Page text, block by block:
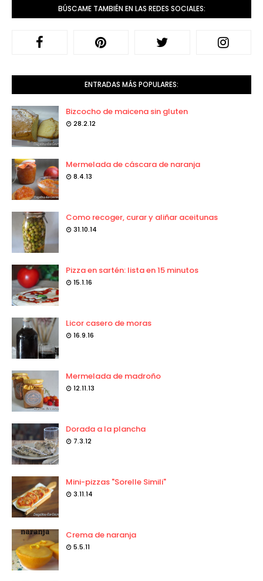
BÚSCAME TAMBIÉN EN LAS REDES SOCIALES:
ENTRADAS MÁS POPULARES:
Bizcocho de maicena sin gluten
28.2.12
Mermelada de cáscara de naranja
8.4.13
Como recoger, curar y aliñar aceitunas
31.10.14
Pizza en sartén: lista en 15 minutos
15.1.16
Licor casero de moras
16.9.16
Mermelada de madroño
12.11.13
Dorada a la plancha
7.3.12
Mini-pizzas "Sorelle Simili"
3.11.14
Crema de naranja
5.5.11